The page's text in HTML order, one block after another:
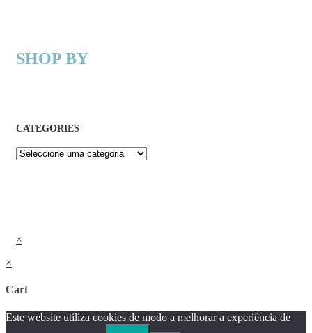
SHOP BY
CATEGORIES
×
×
Cart
Este website utiliza cookies de modo a melhorar a experiência de